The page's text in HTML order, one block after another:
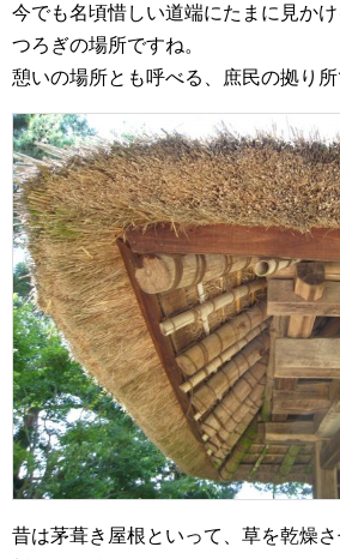
今でも名頃惜しい道端にたまに見か
つろぎの場所ですね。
憩いの場所とも呼べる、庶民の拠り所
昔は茅葺き屋根といって、草を乾燥